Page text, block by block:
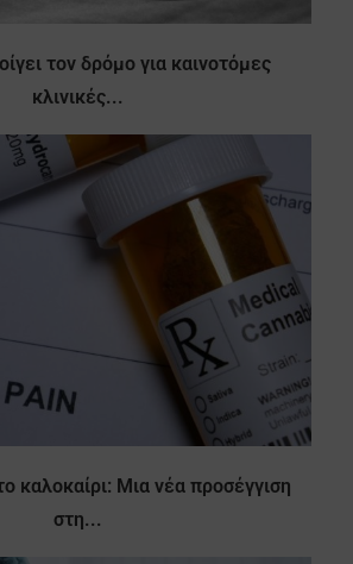
τον δρόμο για καινοτόμες
κλινικές...
καλοκαίρι: Μια νέα προσέγγιση
στη...